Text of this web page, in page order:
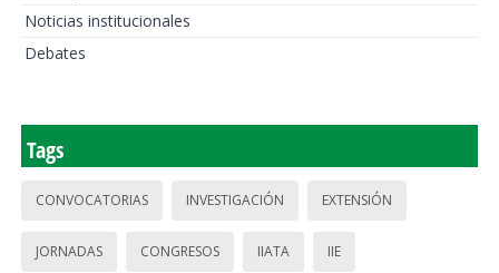
Noticias institucionales
Debates
Tags
CONVOCATORIAS INVESTIGACIÓN EXTENSIÓN
JORNADAS CONGRESOS IIATA IIE